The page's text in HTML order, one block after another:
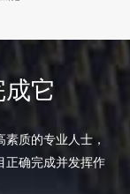
它
质的专业人士，
正确完成并发挥作